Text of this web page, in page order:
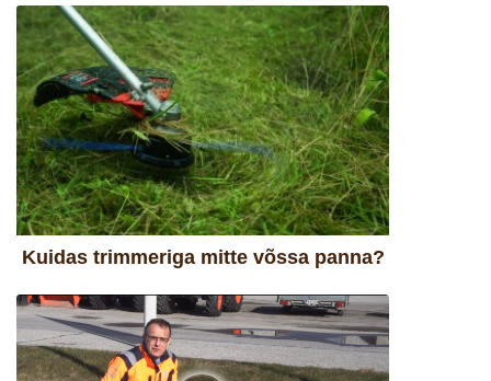
Kuidas trimmeriga mitte võssa panna?